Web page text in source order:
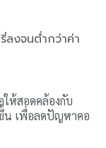
ลงจนต่ำกว่าค่า
ให้สอดคล้องกับ
น เพื่อลดปัญหาคอ